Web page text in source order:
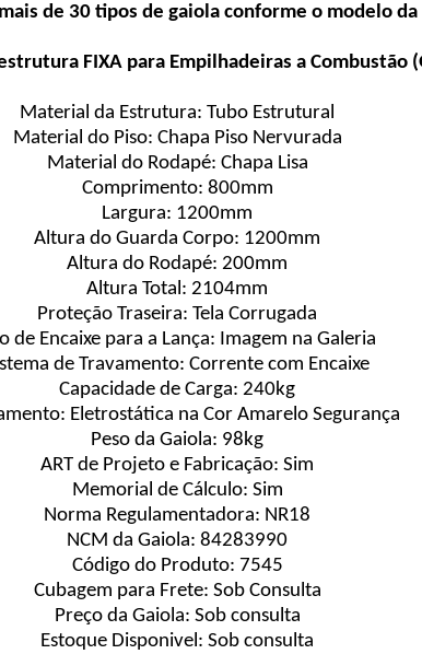
de 30 tipos de gaiola conforme o modelo
FIXA para Empilhadeiras a Combustão
Material da Estrutura: Tubo Estrutural
Material do Piso: Chapa Piso Nervurada
Material do Rodapé: Chapa Lisa
Comprimento: 800mm
Largura: 1200mm
Altura do Guarda Corpo: 1200mm
Altura do Rodapé: 200mm
Altura Total: 2104mm
Proteção Traseira: Tela Corrugada
de Encaixe para a Lança: Imagem na Galeria
de Travamento: Corrente com Encaixe
Capacidade de Carga: 240kg
Eletrostática na Cor Amarelo Segurança
Peso da Gaiola: 98kg
ART de Projeto e Fabricação: Sim
Memorial de Cálculo: Sim
Norma Regulamentadora: NR18
NCM da Gaiola: 84283990
Código do Produto: 7545
Cubagem para Frete: Sob Consulta
Preço da Gaiola: Sob consulta
Estoque Disponivel: Sob consulta